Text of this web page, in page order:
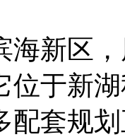
海新区
位于新
配套规